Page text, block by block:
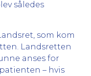
således
som kom
Landsretten
anses for
– hvis